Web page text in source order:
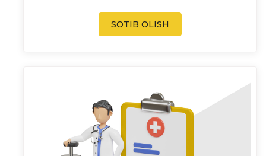
SOTIB OLISH